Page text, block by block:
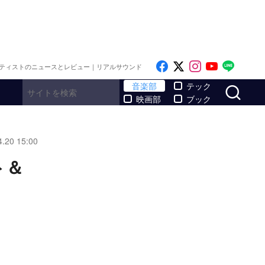
ィストのニュースとレビュー｜リアルサウンド Like on Facebook
Follow on x
Follow on
Follow
音楽部
映画部
テック
ブック
15:00